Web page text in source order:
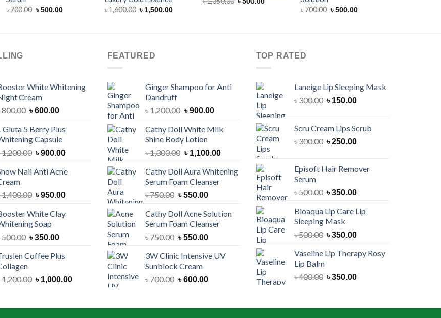
৳700.00 Original
৳500.00Current
৳1,600.00 Original
price
৳ 1,500.00Current
৳700.00 Original
৳500.00Current
White Whitening
Cream
800.00 Original
was:
৳ 800.00.
৳600.00Current
is:
৳ 600.00.
Gluta 5 Berry Plus
Capsule
1,200.00 Original
was:
৳900.00Current
is:
Naii Anti Acne
1,400.00 Original
was:
৳ 1,400.00.
৳950.00Current
is:
White Clay
Soap
500.00 Original
was:
৳350.00Current
is:
Coffee Plus
1,200.00 Original
৳ 1,200.00.
৳ 1,000.00Current
৳ 1,000.00.
FEATURED
Ginger Shampoo for Anti
Dandruff
৳1,200.00 Original
was:
৳ 1,200.00.
৳900.00Current
is:
Cathy Doll White Milk
Shine Body Lotion
৳1,300.00 Original
was:
৳ 1,300.00.
৳ 1,100.00Current
is:
৳ 1,100.00.
Cathy Doll Aura Whitening
Serum Foam Cleanser
৳750.00 Original
was:
৳ 750.00.
৳550.00Current
is:
৳ 550.00.
Cathy Doll Acne Solution
Serum Foam Cleanser
৳750.00 Original
was:
৳ 750.00.
৳550.00Current
is:
3W Clinic Intensive UV
Sunblock Cream
৳700.00 Original
৳ 700.00.
৳600.00Current
৳ 600.00.
TOP RATED
Laneige Lip Sleeping Mask
৳300.00 Original
৳ 300.00.
৳ 150.00Current
৳ 150.00.
Scru Cream Lips Scrub
৳300.00 Original
৳ 300.00.
৳250.00Current
৳ 250.00.
Episoft Hair Remover
Serum
৳500.00 Original
was:
৳ 500.00.
৳350.00Current
is:
Bioaqua Lip Care Lip
Sleeping Mask
৳500.00 Original
was:
৳350.00Current
is:
Vaseline Lip Therapy Rosy
Lip Balm
৳400.00 Original
৳ 400.00.
৳350.00Current
৳ 350.00.